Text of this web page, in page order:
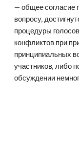
— общее согласие
вопросу,
процедуры
конфликтов при
принципиальных
участников, либо
обсуждении